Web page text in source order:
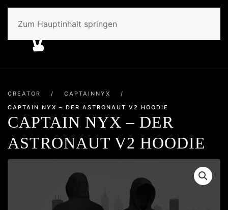
Zum Hauptinhalt springen
CREATOR / CAPTAINNYX
/
CAPTAIN NYX – DER ASTRONAUT V2 HOODIE
CAPTAIN NYX – DER
ASTRONAUT V2 HOODIE